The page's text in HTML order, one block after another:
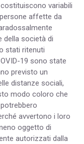
variabili
affette da
della società di
stati ritenuti
19 sono state
previsto un
distanze sociali,
modo coloro che
avvertono i loro
oggetto di
autorizzati dalla